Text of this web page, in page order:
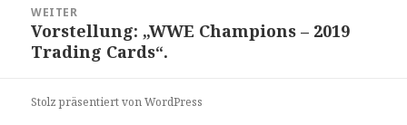
WEITER
Nächster
Beitrag:
Vorstellung: „WWE Champions – 2019
Trading Cards“.
Stolz präsentiert von WordPress